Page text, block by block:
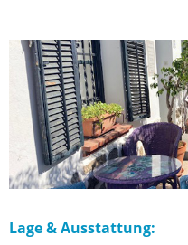
Lage & Ausstattung: